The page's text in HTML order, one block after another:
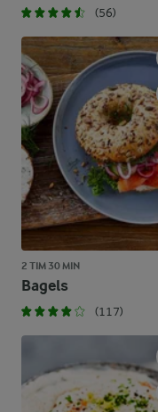
(56)
2 TIM 30 MIN
Bagels
(117)